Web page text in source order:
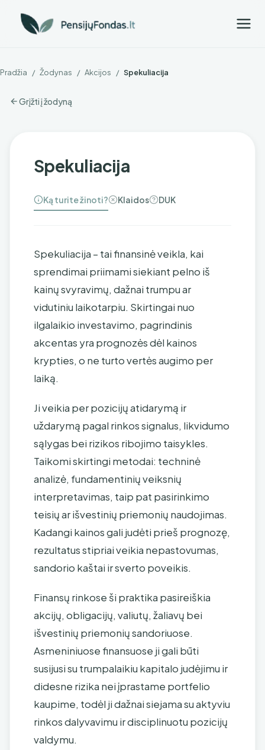
Pradžia / Žodynas / Akcijos / Spekuliacija
Grįžti į žodyną
Spekuliacija
Ką turite žinoti? Klaidos DUK
Spekuliacija – tai finansinė veikla, kai
sprendimai priimami siekiant pelno iš
kainų svyravimų, dažnai trumpu ar
vidutiniu laikotarpiu. Skirtingai nuo
ilgalaikio investavimo, pagrindinis
akcentas yra prognozės dėl kainos
krypties, o ne turto vertės augimo per
laiką.
Ji veikia per pozicijų atidarymą ir
uždarymą pagal rinkos signalus, likvidumo
sąlygas bei rizikos ribojimo taisykles.
Taikomi skirtingi metodai: techninė
analizė, fundamentinių veiksnių
interpretavimas, taip pat pasirinkimo
teisių ar išvestinių priemonių naudojimas.
Kadangi kainos gali judėti prieš prognozę,
rezultatus stipriai veikia nepastovumas,
sandorio kaštai ir sverto poveikis.
Finansų rinkose ši praktika pasireiškia
akcijų, obligacijų, valiutų, žaliavų bei
išvestinių priemonių sandoriuose.
Asmeniniuose finansuose ji gali būti
susijusi su trumpalaikiu kapitalo judėjimu ir
didesne rizika nei įprastame portfelio
kaupime, todėl ji dažnai siejama su aktyviu
rinkos dalyvavimu ir disciplinuotu pozicijų
valdymu.